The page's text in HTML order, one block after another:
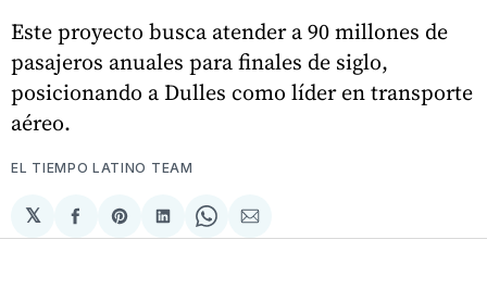
Este proyecto busca atender a 90 millones de
pasajeros anuales para finales de siglo,
posicionando a Dulles como líder en transporte
aéreo.
EL TIEMPO LATINO TEAM
𝕏
Compartir
en
Share
on
Compartir
en
Share
on
Compartir
via